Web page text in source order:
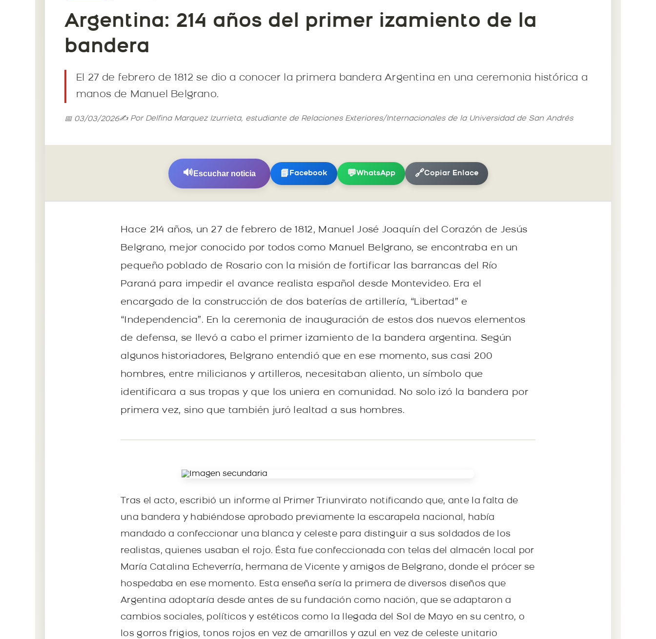
Argentina: 214 años del primer izamiento de la
bandera
El 27 de febrero de 1812 se dio a conocer la primera bandera Argentina en una ceremonia histórica a
manos de Manuel Belgrano.
📅 03/03/2026✍️ Por Delfina Marquez Izurrieta, estudiante de Relaciones Exteriores/Internacionales de la Universidad de San Andrés
🔊 Escuchar noticia 📘 Facebook 💬WhatsApp 🔗Copiar Enlace
Hace 214 años, un 27 de febrero de 1812, Manuel José Joaquín del Corazón de Jesús
Belgrano, mejor conocido por todos como Manuel Belgrano, se encontraba en un
pequeño poblado de Rosario con la misión de fortificar las barrancas del Río
Paraná para impedir el avance realista español desde Montevideo. Era el
encargado de la construcción de dos baterías de artillería, “Libertad” e
“Independencia”. En la ceremonia de inauguración de estos dos nuevos elementos
de defensa, se llevó a cabo el primer izamiento de la bandera argentina. Según
algunos historiadores, Belgrano entendió que en ese momento, sus casi 200
hombres, entre milicianos y artilleros, necesitaban aliento, un símbolo que
identificara a sus tropas y que los uniera en comunidad. No solo izó la bandera por
primera vez, sino que también juró lealtad a sus hombres.
Tras el acto, escribió un informe al Primer Triunvirato notificando que, ante la falta de
una bandera y habiéndose aprobado previamente la escarapela nacional, había
mandado a confeccionar una blanca y celeste para distinguir a sus soldados de los
realistas, quienes usaban el rojo. Ésta fue confeccionada con telas del almacén local por
María Catalina Echeverría, hermana de Vicente y amigos de Belgrano, donde el prócer se
hospedaba en ese momento. Esta enseña sería la primera de diversos diseños que
Argentina adoptaría desde antes de su fundación como nación, que se adaptaron a
cambios sociales, políticos y estéticos como la llegada del Sol de Mayo en su centro, o
los gorros frigios, tonos rojos en vez de amarillos y azul en vez de celeste unitario